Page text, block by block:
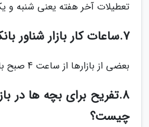
تعطیلات آخر هفته یعنی شنبه و
7.ساعات کار بازار شناور بانکوک چقدر است؟
بعضی از بازارها از ساعت 4 صبح باز می شوند.
8.تفریح برای بچه ها در
چیست؟